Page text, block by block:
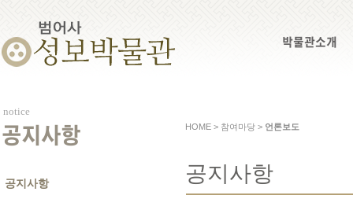
박물관소개
notice
공지사항
공지사항
HOME > 참여마당 > 언론보도
공지사항